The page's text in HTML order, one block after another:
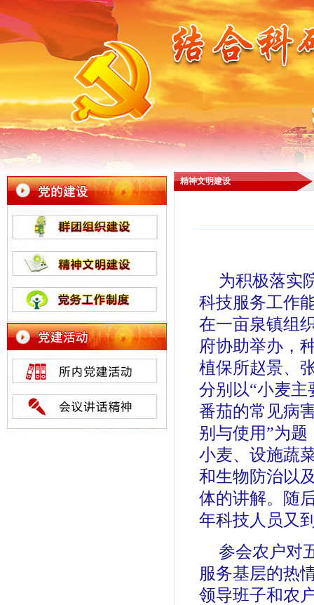
精神文明建设
为积极落实
科技服务工作
在一亩泉镇组
府协助举办，
植保所赵景、
分别以“小麦主
番茄的常见病
别与使用”为
小麦、设施蔬
和生物防治以
体的讲解。随
年科技人员又
参会农户对
服务基层的热
领导班子和农